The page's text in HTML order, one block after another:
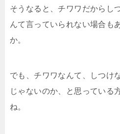
そうなると、チワワだからし
んて言っていられない場合も
か。
でも、チワワなんて、しつけ
じゃないのか、と思っている
ね。